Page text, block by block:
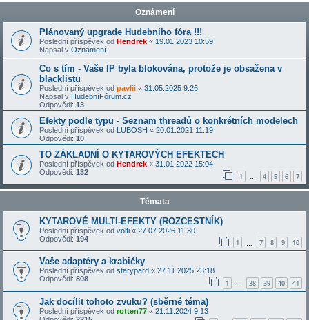
Oznámení
Plánovaný upgrade Hudebního fóra !!!
Poslední příspěvek od Hendrek « 19.01.2023 10:59
Napsal v Oznámení
Co s tím - Vaše IP byla blokována, protože je obsažena v
blacklistu
Poslední příspěvek od pavlii « 31.05.2025 9:26
Napsal v HudebníFórum.cz
Odpovědi: 13
Efekty podle typu - Seznam threadů o konkrétních modelech
Poslední příspěvek od LUBOSH « 20.01.2021 11:19
Odpovědi: 10
TO ZÁKLADNÍ O KYTAROVÝCH EFEKTECH
Poslední příspěvek od Hendrek « 31.01.2022 15:04
Odpovědi: 132 1 … 4 5 6 7
Témata
KYTAROVÉ MULTI-EFEKTY (ROZCESTNÍK)
Poslední příspěvek od volfi « 27.07.2026 11:30
Odpovědi: 194 1 7 8 9 10
Vaše adaptéry a krabičky
Poslední příspěvek od starypard « 27.11.2025 23:18
Odpovědi: 808 1 … 38 39 40 41
Jak docílit tohoto zvuku? (sběrné téma)
Poslední příspěvek od rotten77 « 21.11.2024 9:13